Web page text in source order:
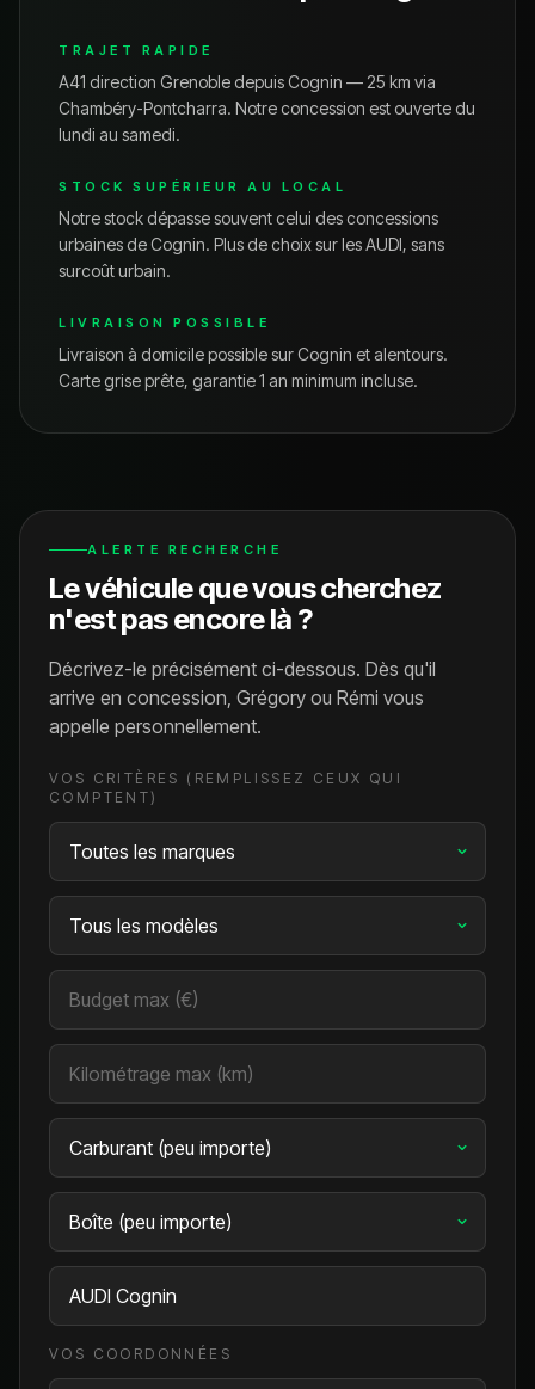
TRAJET RAPIDE
A41 direction Grenoble depuis Cognin — 25 km via
Chambéry-Pontcharra. Notre concession est ouverte du
lundi au samedi.
STOCK SUPÉRIEUR AU LOCAL
Notre stock dépasse souvent celui des concessions
urbaines deCognin. Plus de choix sur lesAUDI, sans
surcoût urbain.
LIVRAISON POSSIBLE
Livraison à domicile possible surCognin et alentours.
Carte grise prête, garantie 1 an minimum incluse.
ALERTE RECHERCHE
Le véhicule que vous cherchez
n'est pas encore là ?
Décrivez-le précisément ci-dessous. Dès qu'il
arrive en concession, Grégory ou Rémi vous
appelle personnellement.
VOS CRITÈRES (REMPLISSEZ CEUX QUI
COMPTENT)
VOS COORDONNÉES